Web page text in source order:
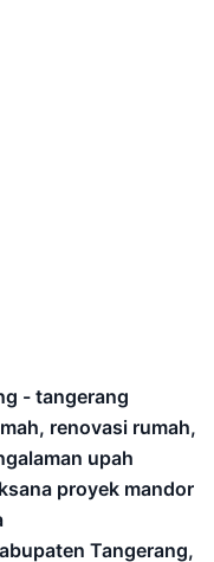
- tangerang
renovasi rumah,
upah
proyek mandor
Tangerang,